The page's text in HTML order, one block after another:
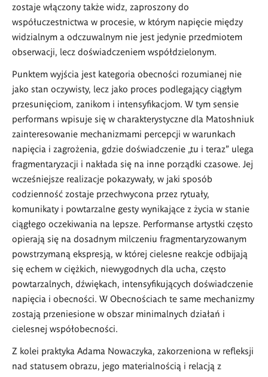
zostaje włączony także widz, zaproszony do
współuczestnictwa w procesie, w którym napięcie między
widzialnym a odczuwalnym nie jest jedynie przedmiotem
obserwacji, lecz doświadczeniem współdzielonym.
Punktem wyjścia jest kategoria obecności rozumianej nie
jako stan oczywisty, lecz jako proces podlegający ciągłym
przesunięciom, zanikom i intensyfikacjom. W tym sensie
performans wpisuje się w charakterystyczne dla Matoshniuk
zainteresowanie mechanizmami percepcji w warunkach
napięcia i zagrożenia, gdzie doświadczenie „tu i teraz” ulega
fragmentaryzacji i nakłada się na inne porządki czasowe. Jej
wcześniejsze realizacje pokazywały, w jaki sposób
codzienność zostaje przechwycona przez rytuały,
komunikaty i powtarzalne gesty wynikające z życia w stanie
ciągłego oczekiwania na lepsze. Performanse artystki często
opierają się na dosadnym milczeniu fragmentaryzowanym
powstrzymaną ekspresją, w której cielesne reakcje odbijają
się echem w ciężkich, niewygodnych dla ucha, często
powtarzalnych, dźwiękach, intensyfikujących doświadczenie
napięcia i obecności. W Obecnościach te same mechanizmy
zostają przeniesione w obszar minimalnych działań i
cielesnej współobecności.
Z kolei praktyka Adama Nowaczyka, zakorzeniona w refleksji
nad statusem obrazu, jego materialnością i relacją z